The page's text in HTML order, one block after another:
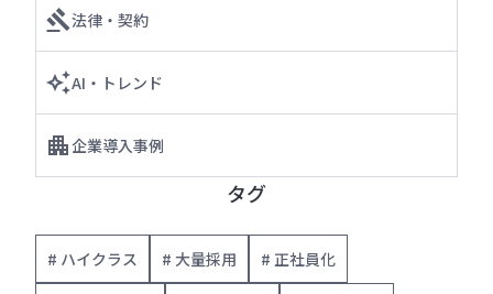
法律・契約
AI・トレンド
企業導入事例
タグ
# ハイクラス # 大量採用 # 正社員化